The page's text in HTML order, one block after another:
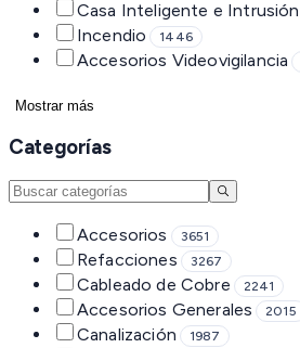
Casa Inteligente e Intrusión
Incendio 1446
Accesorios Videovigilancia
Mostrar más
Categorías
Accesorios 3651
Refacciones 3267
Cableado de Cobre 2241
Accesorios Generales 2015
Canalización 1987